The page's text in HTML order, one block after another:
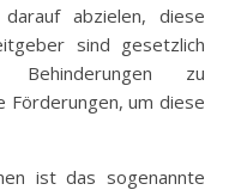
abzielen, diese
sind gesetzlich
zu
Förderungen, um diese
ist das sogenannte